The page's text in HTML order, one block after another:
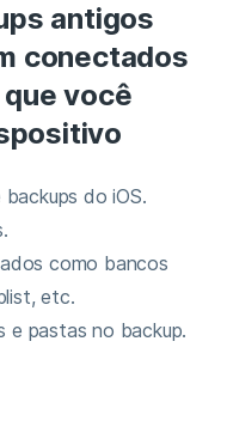
antigos
conectados
você
do iOS.
como bancos
etc.
e pastas no backup.